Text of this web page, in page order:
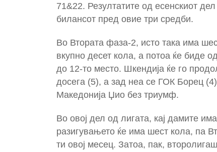
71&22. Резултатите од есенскиот
билансот пред овие три средби.
Во Втората фаза-2, исто така има
вкупно десет кола, а потоа ќе биде
до 12-то место. Шкендија ќе го
досега (5), а зад неа се ГОК Борец
Македонија Џио без триумф.
Во овој дел од лигата, кај дамите
разигувањето ќе има шест кола, па
ти овој месец. Затоа, пак,